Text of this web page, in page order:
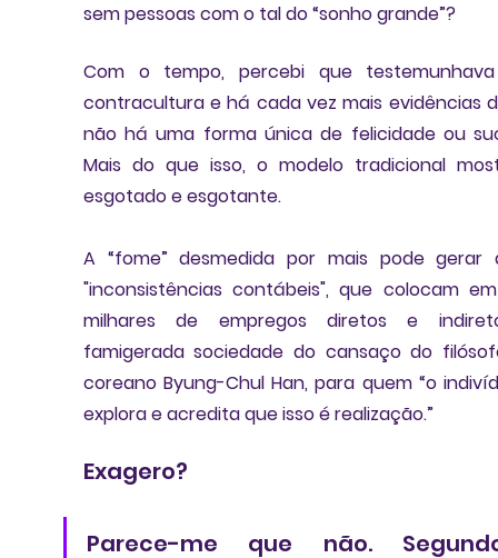
sem pessoas com o tal do “sonho grande”?
Com o tempo, percebi que
contracultura e há cada vez mais evidências
não há uma forma única de felicidade ou
Mais do que isso, o modelo tradicional
esgotado e esgotante.
A “fome” desmedida por mais pode gerar
"inconsistências contábeis", que colocam
milhares de empregos diretos e
famigerada sociedade do cansaço do
coreano Byung-Chul Han, para quem “o
explora e acredita que isso é realização.”
Exagero?